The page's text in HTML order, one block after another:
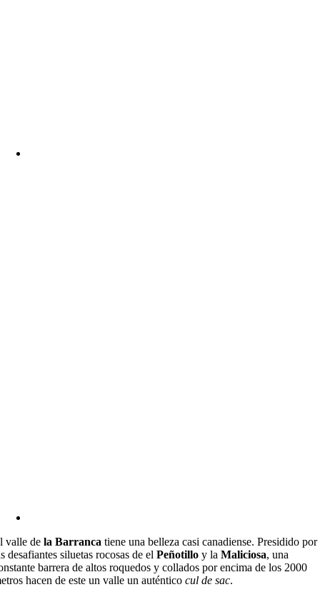
valle dela Barranca tiene una belleza casi canadiense. Presidido por
desafiantes siluetas rocosas de elPeñotillo y laMaliciosa, una
barrera de altos roquedos y collados por encima de los 2000
hacen de este un valle un auténticocul de sac.